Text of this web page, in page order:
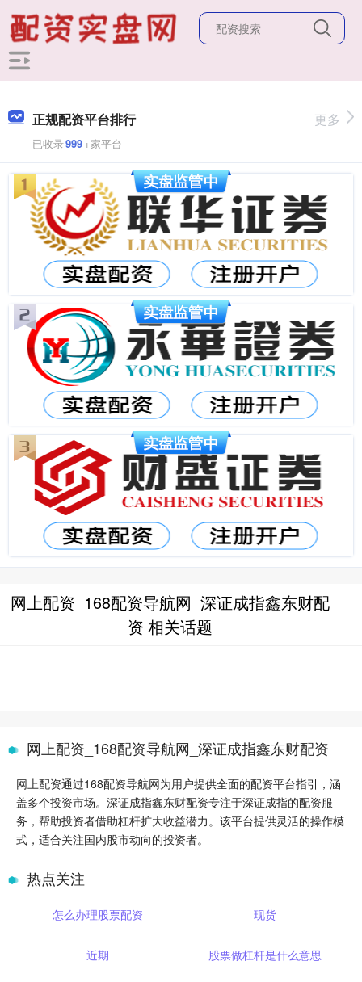
正规配资平台排行
已收录999+家平台
更多
网上配资_168配资导航网_深证成指鑫东财配
资 相关话题
网上配资_168配资导航网_深证成指鑫东财配资
网上配资通过168配资导航网为用户提供全面的配资平台指引，涵
盖多个投资市场。深证成指鑫东财配资专注于深证成指的配资服
务，帮助投资者借助杠杆扩大收益潜力。该平台提供灵活的操作模
式，适合关注国内股市动向的投资者。
热点关注
怎么办理股票配资 现货
近期 股票做杠杆是什么意思